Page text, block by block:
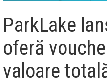
ParkLake
oferă
valoare